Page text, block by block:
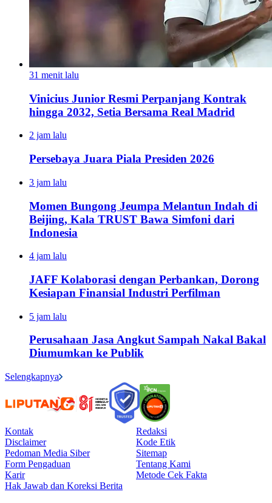
31 menit lalu
Vinicius Junior Resmi Perpanjang Kontrak
hingga 2032, Setia Bersama Real Madrid
2 jam lalu
Persebaya Juara Piala Presiden 2026
3 jam lalu
Momen Bungong Jeumpa Melantun Indah di
Beijing, Kala TRUST Bawa Simfoni dari
Indonesia
4 jam lalu
JAFF Kolaborasi dengan Perbankan, Dorong
Kesiapan Finansial Industri Perfilman
5 jam lalu
Perusahaan Jasa Angkut Sampah Nakal Bakal
Diumumkan ke Publik
Selengkapnya
Kontak
Redaksi
Disclaimer
Kode Etik
Pedoman Media Siber
Sitemap
Form Pengaduan
Tentang Kami
Karir
Metode Cek Fakta
Hak Jawab dan Koreksi Berita